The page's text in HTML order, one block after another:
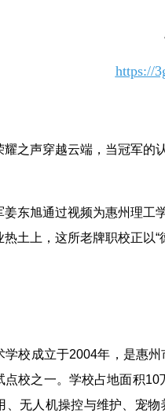
https://
耀之声穿越云端，当冠军
姜东旭通过视频为惠州理
土上，这所老牌职校正以“
学校成立于2004年，是惠
点校之一。学校占地面积
、无人机操控与维护、宠